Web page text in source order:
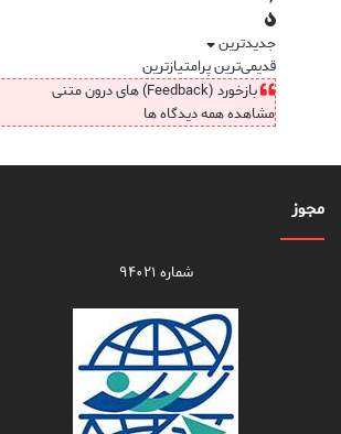
جدیدترین
قدیمی‌ترینپرامتیازترین
بازخورد (Feedback) های درون متنی
مشاهده همه دیدگاه ها
مجوز
شماره ۹۴۰۲۱